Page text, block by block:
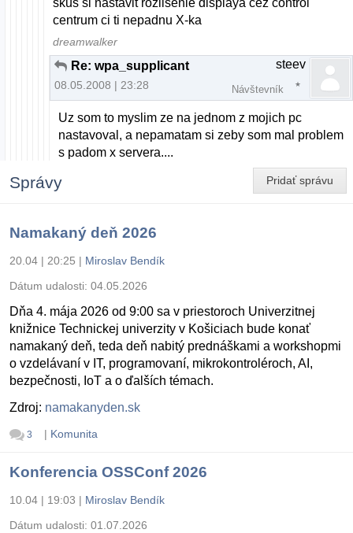
skus si nastavit rozlisenie displaya cez control
centrum ci ti nepadnu X-ka
dreamwalker
Re: wpa_supplicant
08.05.2008 | 23:28
steev
Návštevník
Uz som to myslim ze na jednom z mojich pc
nastavoval, a nepamatam si zeby som mal problem
s padom x servera....
Pridať správu
Správy
Namakaný deň 2026
20.04 | 20:25 | Miroslav Bendík
Dátum udalosti: 04.05.2026
Dňa 4. mája 2026 od 9:00 sa v priestoroch Univerzitnej
knižnice Technickej univerzity v Košiciach bude konať
namakaný deň, teda deň nabitý prednáškami a workshopmi
o vzdelávaní v IT, programovaní, mikrokontroléroch, AI,
bezpečnosti, IoT a o ďalších témach.
Zdroj: namakanyden.sk
3 | Komunita
Konferencia OSSConf 2026
10.04 | 19:03 | Miroslav Bendík
Dátum udalosti: 01.07.2026